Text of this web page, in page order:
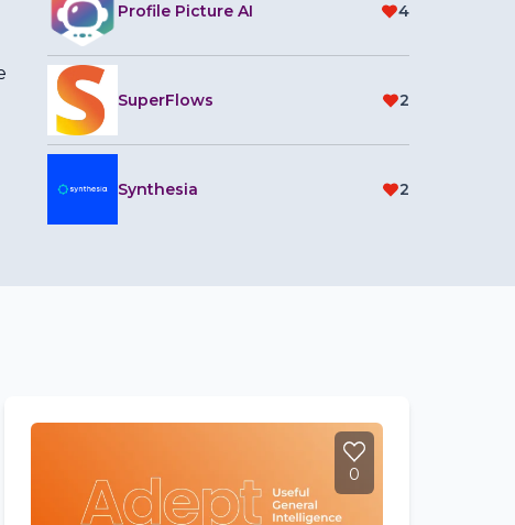
Profile Picture AI 4
SuperFlows 2
Synthesia 2
0